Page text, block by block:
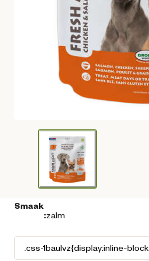
Smaak
:zalm